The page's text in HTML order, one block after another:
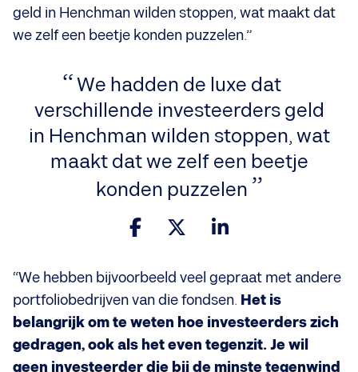
geld in Henchman wilden stoppen, wat maakt dat
we zelf een beetje konden puzzelen.”
We hadden de luxe dat
verschillende investeerders geld
in Henchman wilden stoppen, wat
maakt dat we zelf een beetje
konden puzzelen
“We hebben bijvoorbeeld veel gepraat met andere
portfoliobedrijven van die fondsen. Het is
belangrijk om te weten hoe investeerders zich
gedragen, ook als het even tegenzit. Je wil
geen investeerder die bij de minste tegenwind